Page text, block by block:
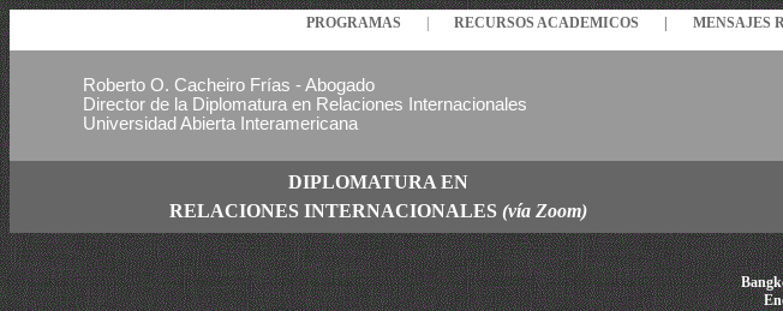
PROGRAMAS RECURSOS ACADEMICOS | MENSAJES
Roberto O. Cacheiro Frías - Abogado
Director de la Diplomatura en Relaciones Internacionales
Universidad Abierta Interamericana
DIPLOMATURA EN
RELACIONES INTERNACIONALES (vía Zoom)